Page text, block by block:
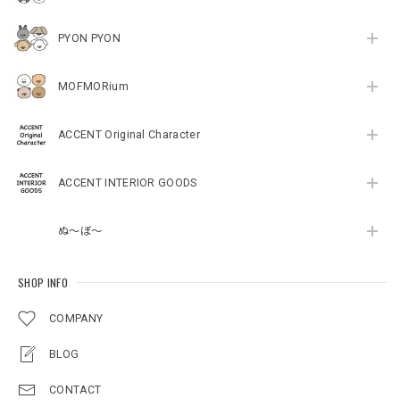
PYON PYON
MOFMORium
ACCENT Original Character
ACCENT INTERIOR GOODS
ぬ～ぼ～
SHOP INFO
COMPANY
BLOG
CONTACT